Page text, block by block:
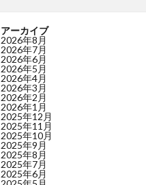
アーカイブ
2026年8月
2026年7月
2026年6月
2026年5月
2026年4月
2026年3月
2026年2月
2026年1月
2025年12月
2025年11月
2025年10月
2025年9月
2025年8月
2025年7月
2025年6月